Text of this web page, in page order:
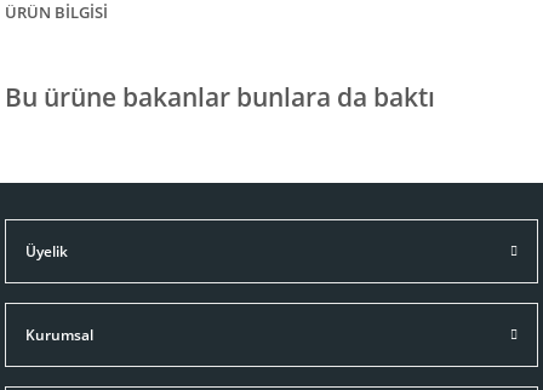
ÜRÜN BILGISI
Bu ürüne bakanlar bunlara da baktı
Üyelik
Kurumsal